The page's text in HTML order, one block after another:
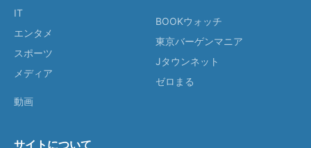
IT
エンタメ
スポーツ
メディア
動画
BOOKウォッチ
東京バーゲンマニア
Jタウンネット
ゼロまる
サイトについて